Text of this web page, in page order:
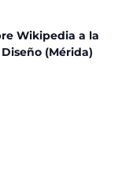
Wikipedia a la
(Mérida)